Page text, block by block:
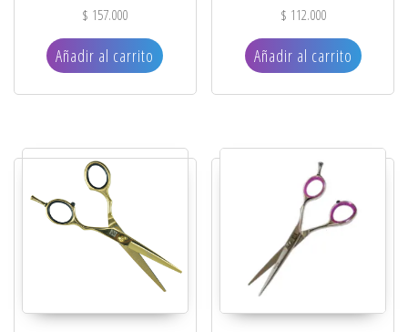
$ 157.000
Añadir al carrito
$ 112.000
Añadir al carrito